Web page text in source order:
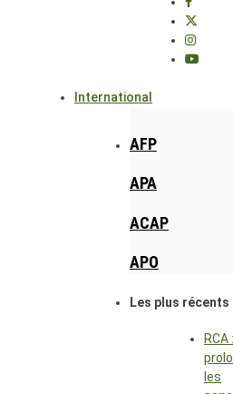
International
AFP
APA
ACAP
APO
Les plus récents
RCA
les